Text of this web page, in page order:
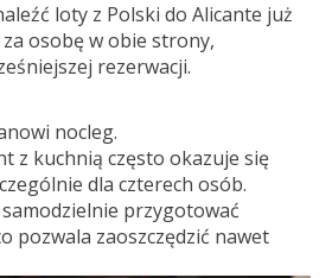
loty z Polski do Alicante już
za osobę w obie strony,
rezerwacji.
nocleg.
z kuchnią często okazuje się
dla czterech osób.
przygotować
pozwala zaoszczędzić nawet